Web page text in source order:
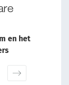
en het